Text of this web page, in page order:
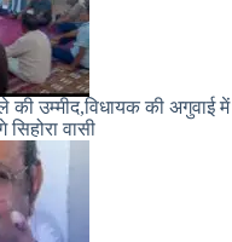
की उम्मीद,विधायक की अगुवाई में
वासी